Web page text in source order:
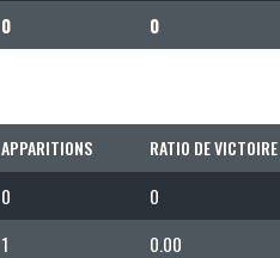
0 0
APPARITIONS RATIO DE VICTOIRE
0 0
1 0.00